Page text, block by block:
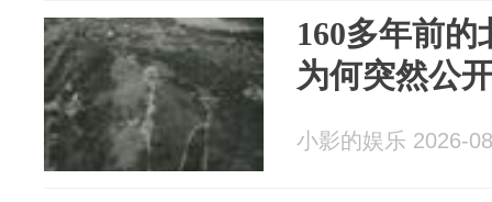
160多年前
为何突然公
小影的娱乐 2026-